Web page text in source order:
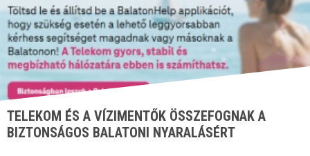
TELEKOM ÉS A VÍZIMENTŐK ÖSSZEFOGNAK A
BIZTONSÁGOS BALATONI NYARALÁSÉRT